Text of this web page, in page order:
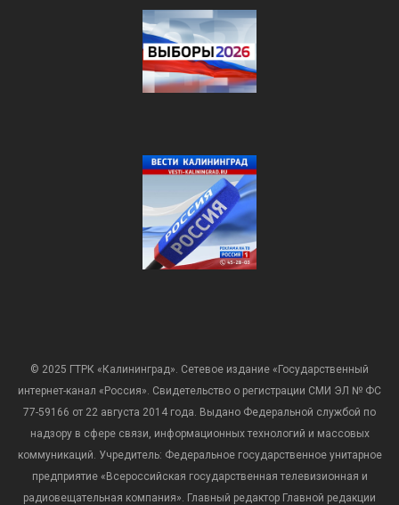
© 2025 ГТРК «Калининград». Сетевое издание «Государственный
интернет-канал «Россия». Свидетельство о регистрации СМИ ЭЛ № ФС
77-59166 от 22 августа 2014 года. Выдано Федеральной службой по
надзору в сфере связи, информационных технологий и массовых
коммуникаций. Учредитель: Федеральное государственное унитарное
предприятие «Всероссийская государственная телевизионная и
радиовещательная компания». Главный редактор Главной редакции